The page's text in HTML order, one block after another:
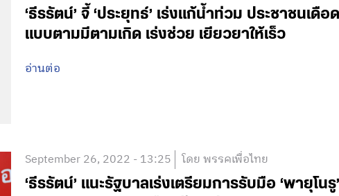
‘ธีรรัตน์’ จี้ ‘ประยุทธ์’ เร่งแก้น้ำท่วม ประชาชนเ
แบบตามมีตามเกิด เร่งช่วย เยียวยาให้เร็ว
อ่านต่อ
September 26, 2022 - 13:25 โดย พรรคเพื่อไทย
‘ธีรรัตน์’ แนะรัฐบาลเร่งเตรียมการรับมือ ‘พายุโ